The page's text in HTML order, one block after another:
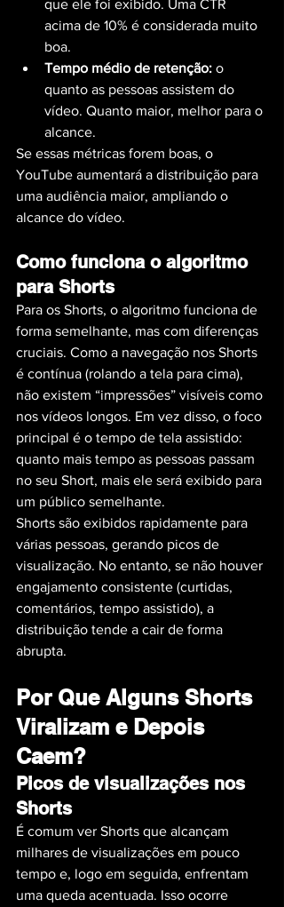
que ele foi exibido. Uma CTR
acima de 10% é considerada muito
boa.
Tempo médio de retenção: o
quanto as pessoas assistem do
vídeo. Quanto maior, melhor para o
alcance.
Se essas métricas forem boas, o
YouTube aumentará a distribuição para
uma audiência maior, ampliando o
alcance do vídeo.
Como funciona o algoritmo
para Shorts
Para os Shorts, o algoritmo funciona de
forma semelhante, mas com diferenças
cruciais. Como a navegação nos Shorts
é contínua (rolando a tela para cima),
não existem “impressões” visíveis como
nos vídeos longos. Em vez disso, o foco
principal é o tempo de tela assistido:
quanto mais tempo as pessoas passam
no seu Short, mais ele será exibido para
um público semelhante.
Shorts são exibidos rapidamente para
várias pessoas, gerando picos de
visualização. No entanto, se não houver
engajamento consistente (curtidas,
comentários, tempo assistido), a
distribuição tende a cair de forma
abrupta.
Por Que Alguns Shorts
Viralizam e Depois
Caem?
Picos de visualizações nos
Shorts
É comum ver Shorts que alcançam
milhares de visualizações em pouco
tempo e, logo em seguida, enfrentam
uma queda acentuada. Isso ocorre